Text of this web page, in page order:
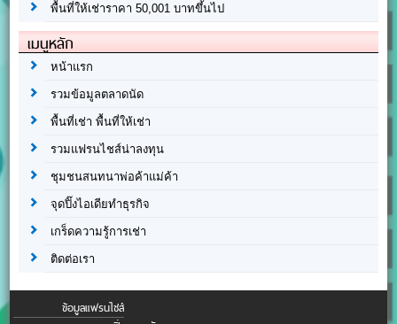
พื้นที่ให้เช่าราคา 50,001 บาทขึ้นไป
เมนูหลัก
หน้าแรก
รวมข้อมูลตลาดนัด
พื้นที่เช่า พื้นที่ให้เช่า
รวมแฟรนไชส์น่าลงทุน
ชุมชนสนทนาพ่อค้าแม่ค้า
จุดปิ๊งไอเดียทำธุรกิจ
เกร็ดความรู้การเช่า
ติดต่อเรา
ข้อมูลแฟรนไชส์